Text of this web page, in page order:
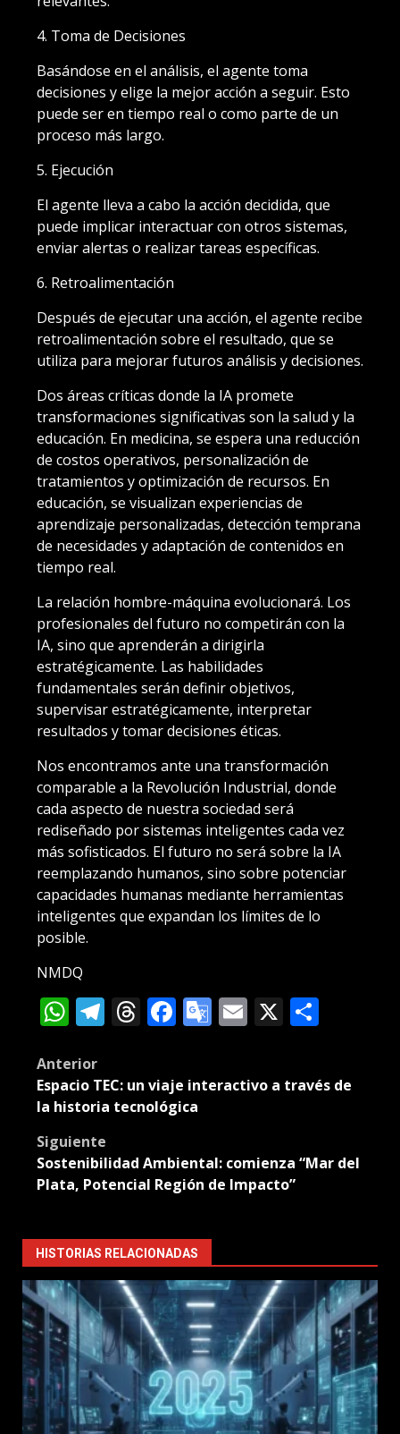
4. Toma de Decisiones
Basándose en el análisis, el agente toma
decisiones y elige la mejor acción a seguir. Esto
puede ser en tiempo real o como parte de un
proceso más largo.
5. Ejecución
El agente lleva a cabo la acción decidida, que
puede implicar interactuar con otros sistemas,
enviar alertas o realizar tareas específicas.
6. Retroalimentación
Después de ejecutar una acción, el agente recibe
retroalimentación sobre el resultado, que se
utiliza para mejorar futuros análisis y decisiones.
Dos áreas críticas donde la IA promete
transformaciones significativas son la salud y la
educación. En medicina, se espera una reducción
de costos operativos, personalización de
tratamientos y optimización de recursos. En
educación, se visualizan experiencias de
aprendizaje personalizadas, detección temprana
de necesidades y adaptación de contenidos en
tiempo real.
La relación hombre-máquina evolucionará. Los
profesionales del futuro no competirán con la
IA, sino que aprenderán a dirigirla
estratégicamente. Las habilidades
fundamentales serán definir objetivos,
supervisar estratégicamente, interpretar
resultados y tomar decisiones éticas.
Nos encontramos ante una transformación
comparable a la Revolución Industrial, donde
cada aspecto de nuestra sociedad será
rediseñado por sistemas inteligentes cada vez
más sofisticados. El futuro no será sobre la IA
reemplazando humanos, sino sobre potenciar
capacidades humanas mediante herramientas
inteligentes que expandan los límites de lo
posible.
NMDQ
WhatsApp
Telegram
Threads
Facebook
Google
Translate
Email
X
Post
navigation
Anterior
Espacio TEC: un viaje interactivo a través de
la historia tecnológica
Siguiente
Sostenibilidad Ambiental: comienza “Mar del
Plata, Potencial Región de Impacto”
HISTORIAS RELACIONADAS